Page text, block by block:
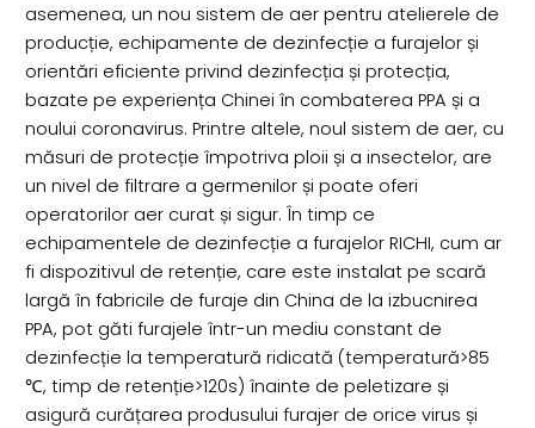
asemenea, un nou sistem de aer pentru atelierele de
producție, echipamente de dezinfecție a furajelor și
orientări eficiente privind dezinfecția și protecția,
bazate pe experiența Chinei în combaterea PPA și a
noului coronavirus. Printre altele, noul sistem de aer, cu
măsuri de protecție împotriva ploii și a insectelor, are
un nivel de filtrare a germenilor și poate oferi
operatorilor aer curat și sigur. În timp ce
echipamentele de dezinfecție a furajelor RICHI, cum ar
fi dispozitivul de retenție, care este instalat pe scară
largă în fabricile de furaje din China de la izbucnirea
PPA, pot găti furajele într-un mediu constant de
dezinfecție la temperatură ridicată (temperatură>85
℃, timp de retenție>120s) înainte de peletizare și
asigură curățarea produsului furajer de orice virus și